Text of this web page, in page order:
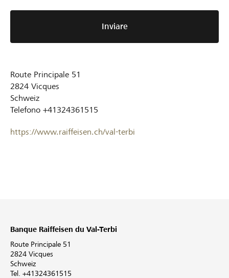
Inviare
Route Principale 51
2824 Vicques
Schweiz
Telefono +41324361515
https://www.raiffeisen.ch/val-terbi
Banque Raiffeisen du Val-Terbi
Route Principale 51
2824 Vicques
Schweiz
Tel. +41324361515